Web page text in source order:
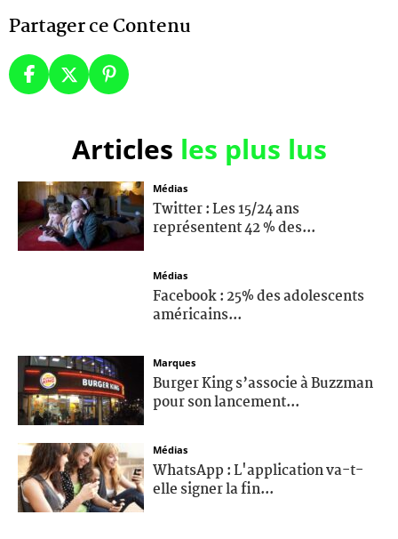
Partager ce Contenu
Articles les plus lus
Médias
Twitter : Les 15/24 ans
représentent 42 % des...
Médias
Facebook : 25% des adolescents
américains...
Marques
Burger King s’associe à Buzzman
pour son lancement...
Médias
WhatsApp : L'application va-t-
elle signer la fin...